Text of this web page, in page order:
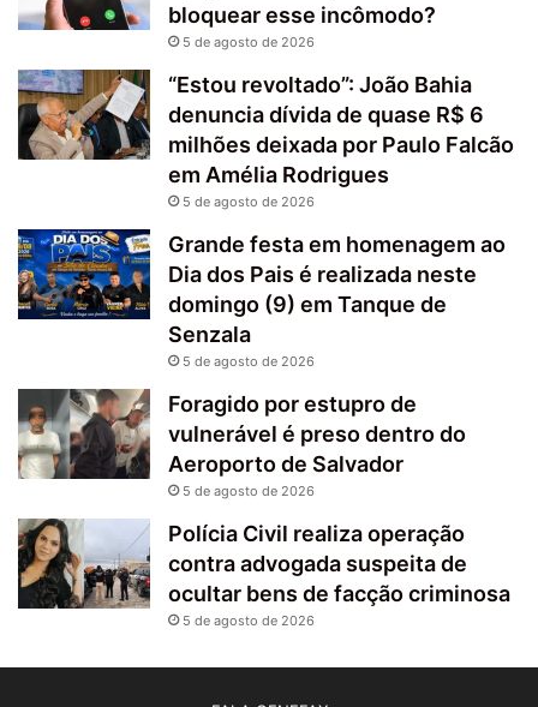
bloquear esse incômodo?
5 de agosto de 2026
“Estou revoltado”: João Bahia
denuncia dívida de quase R$ 6
milhões deixada por Paulo Falcão
em Amélia Rodrigues
5 de agosto de 2026
Grande festa em homenagem ao
Dia dos Pais é realizada neste
domingo (9) em Tanque de
Senzala
5 de agosto de 2026
Foragido por estupro de
vulnerável é preso dentro do
Aeroporto de Salvador
5 de agosto de 2026
Polícia Civil realiza operação
contra advogada suspeita de
ocultar bens de facção criminosa
5 de agosto de 2026